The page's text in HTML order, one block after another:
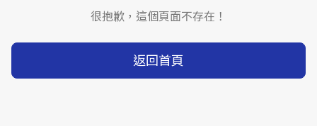
很抱歉，這個頁面不存在！
返回首頁